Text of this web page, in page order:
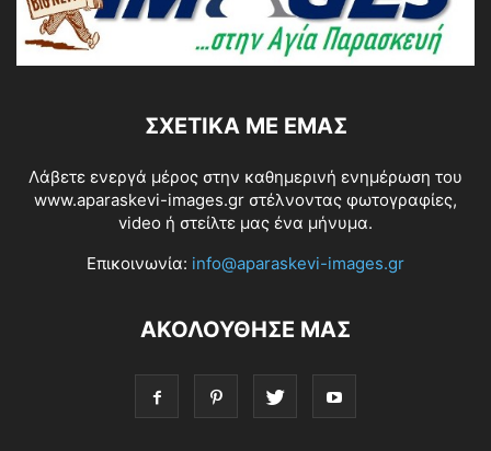
ΣΧΕΤΙΚΆ ΜΕ ΕΜΆΣ
Λάβετε ενεργά μέρος στην καθημερινή ενημέρωση του
www.aparaskevi-images.gr στέλνοντας φωτογραφίες,
video ή στείλτε μας ένα μήνυμα.
Επικοινωνία: info@aparaskevi-images.gr
ΑΚΟΛΟΥΘΗΣΕ ΜΑΣ